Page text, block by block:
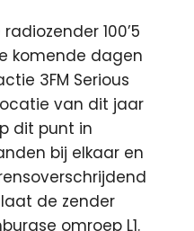
100’5
komende dagen
3FM Serious
van dit jaar
dit punt in
bij elkaar en
de zender
omroep L1.